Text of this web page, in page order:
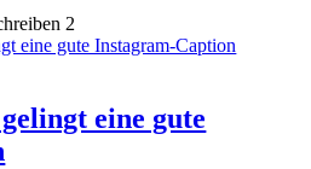
eine gute Instagram-Caption
eine gute